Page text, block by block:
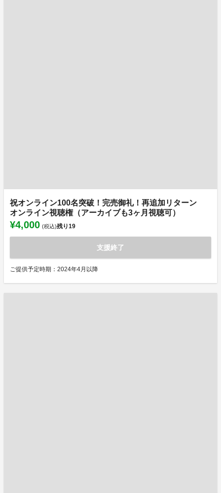
祝オンライン100名突破！完売御礼！再追加リターン
オンライン視聴権（アーカイブも3ヶ月視聴可）
¥4,000 (税込)残り19
支援終了
ご提供予定時期：2024年4月以降